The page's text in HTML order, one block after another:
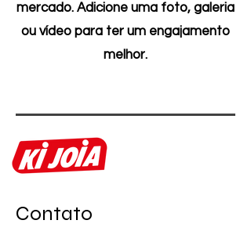
mercado. Adicione uma foto, galeria
ou vídeo para ter um engajamento
melhor.
Contato